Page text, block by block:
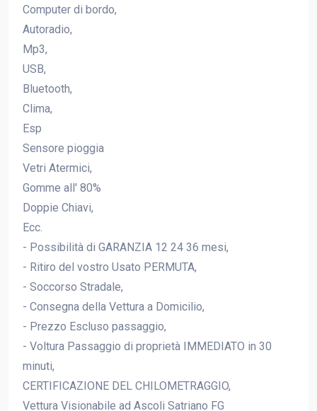
Computer di bordo,
Autoradio,
Mp3,
USB,
Bluetooth,
Clima,
Esp
Sensore pioggia
Vetri Atermici,
Gomme all' 80%
Doppie Chiavi,
Ecc.
- Possibilità di GARANZIA 12 24 36 mesi,
- Ritiro del vostro Usato PERMUTA,
- Soccorso Stradale,
- Consegna della Vettura a Domicilio,
- Prezzo Escluso passaggio,
- Voltura Passaggio di proprietà IMMEDIATO in 30
minuti,
CERTIFICAZIONE DEL CHILOMETRAGGIO,
Vettura Visionabile ad Ascoli Satriano FG